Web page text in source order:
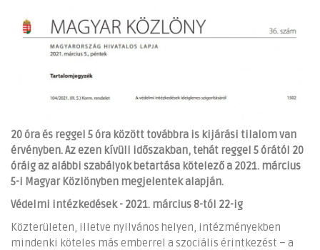
20 óra és reggel 5 óra között továbbra is kijárási tilalom van
érvényben. Az ezen kívüli időszakban, tehát reggel 5 órától 20
óráig az alábbi szabályok betartása kötelező a 2021. március
5-i Magyar Közlönyben megjelentek alapján.
Védelmi intézkedések - 2021. március 8-tól 22-ig
Közterületen, illetve nyilvános helyen, intézményekben
mindenki köteles más emberrel a szociális érintkezést – a